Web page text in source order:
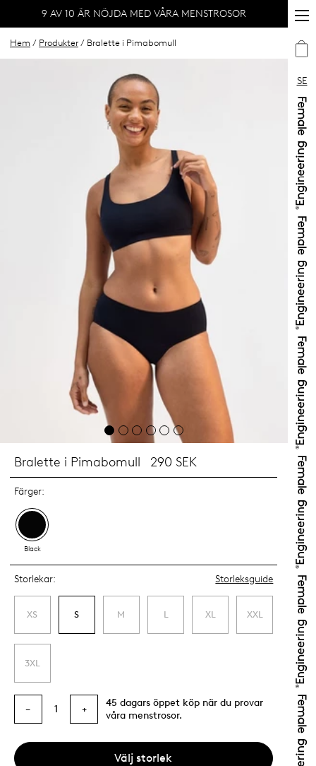
SE
9 AV 10 ÄR NÖJDA MED VÅRA MENSTROSOR
Hem / Produkter/ Bralette i Pimabomull
Bralette i Pimabomull 290 SEK
Färger:
Black
Storlekar: Storleksguide
XS S M L XL XXL
3XL
− 1 +
45 dagars öppet köp när du provar
våra menstrosor.
Välj storlek